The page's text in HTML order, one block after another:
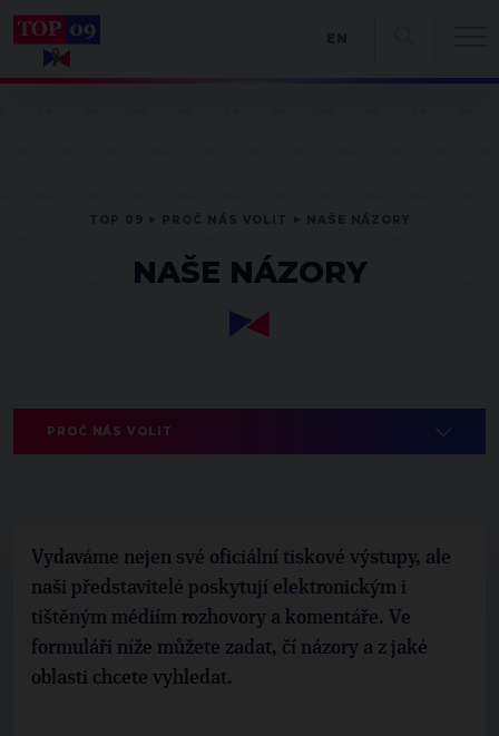
NAŠE NÁZORY
PROČ NÁS VOLIT
Vydaváme nejen své oficiální tiskové výstupy, ale
naši představitelé poskytují elektronickým i
tištěným médiím rozhovory a komentáře. Ve
formuláři níže můžete zadat, čí názory a z jaké
oblasti chcete vyhledat.